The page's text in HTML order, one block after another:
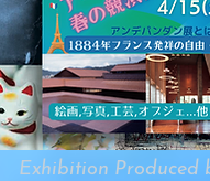
Exhibition